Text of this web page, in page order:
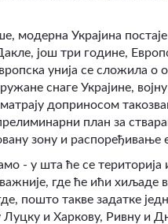
модерна Украјина
још три године,
унија се сложила о
снаге Украјине,
доприносом
план за
зону и распоређивање
- у шта ће се
где ће ићи хиљаде
пошто такве задатке
Луцку и Харкову, Ривну и